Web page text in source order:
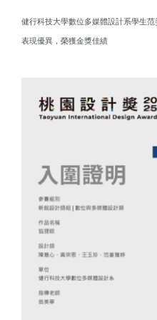
健行科技大學數位多媒體設計系學生
表現優異，榮獲金獎佳績